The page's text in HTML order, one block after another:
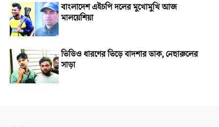
বাংলাদেশ এইচপি দলের মুখোমুখি আজ
মালয়েশিয়া
ভিডিও ধারণের ভিড়ে বাদশার ডাক, নেছারুলের
সাড়া